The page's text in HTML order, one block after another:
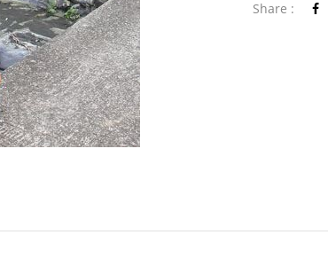
Share :